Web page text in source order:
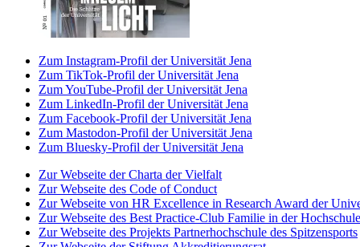
Zum Instagram-Profil der Universität Jena
Zum TikTok-Profil der Universität Jena
Zum YouTube-Profil der Universität Jena
Zum LinkedIn-Profil der Universität Jena
Zum Facebook-Profil der Universität Jena
Zum Mastodon-Profil der Universität Jena
Zum Bluesky-Profil der Universität Jena
Zur Webseite der Charta der Vielfalt
Zur Webseite des Code of Conduct
Zur Webseite von HR Excellence in Research Award der
Zur Webseite des Best Practice-Club Familie in der Hochschule
Zur Webseite des Projekts Partnerhochschule des Spitzensports